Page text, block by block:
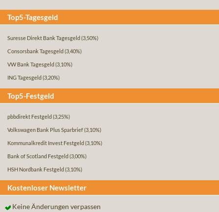
Top5-Tagesgeld
Suresse Direkt Bank Tagesgeld (3,50%)
Consorsbank Tagesgeld (3,40%)
VW Bank Tagesgeld (3,10%)
ING Tagesgeld (3,20%)
Top5-Festgeld
pbbdirekt Festgeld (3,25%)
Volkswagen Bank Plus Sparbrief(3,10%)
Kommunalkredit Invest Festgeld (3,10%)
Bank of Scotland Festgeld (3,00%)
HSH Nordbank Festgeld (3,10%)
Kostenloser Newsletter
Keine Änderungen verpassen